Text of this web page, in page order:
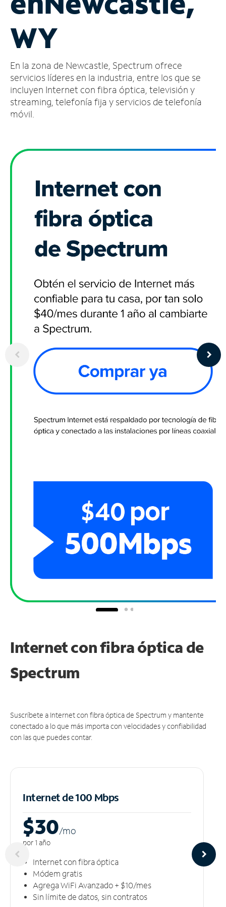
cuenta
Encuentra
tienda
WY
En la zona de Newcastle, Spectrum ofrece
servicios líderes en la industria, entre los que se
incluyen Internet con fibra óptica, televisión y
streaming, telefonía fija y servicios de telefonía
móvil.
Internet con fibra óptica de
Spectrum
Suscríbete a Internet con fibra óptica de Spectrum y mantente
conectado a lo que más importa con velocidades y confiabilidad
con las que puedes contar.
Internet de 100 Mbps
$30/mo
por 1 año
Internet con fibra óptica
Módem gratis
Agrega WiFi Avanzado + $10/mes
Sin límite de datos, sin contratos